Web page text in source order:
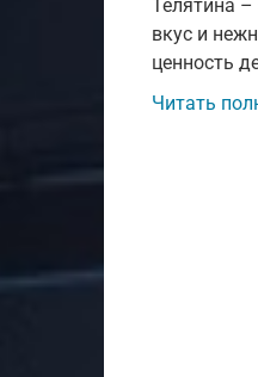
Телятина
вкус и
ценность
Читать